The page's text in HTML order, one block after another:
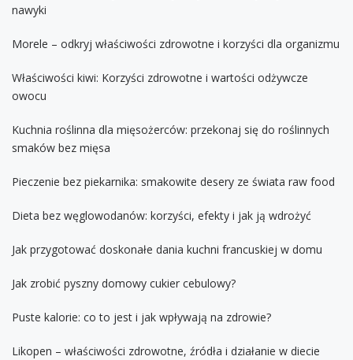
nawyki
Morele – odkryj właściwości zdrowotne i korzyści dla organizmu
Właściwości kiwi: Korzyści zdrowotne i wartości odżywcze
owocu
Kuchnia roślinna dla mięsożerców: przekonaj się do roślinnych
smaków bez mięsa
Pieczenie bez piekarnika: smakowite desery ze świata raw food
Dieta bez węglowodanów: korzyści, efekty i jak ją wdrożyć
Jak przygotować doskonałe dania kuchni francuskiej w domu
Jak zrobić pyszny domowy cukier cebulowy?
Puste kalorie: co to jest i jak wpływają na zdrowie?
Likopen – właściwości zdrowotne, źródła i działanie w diecie